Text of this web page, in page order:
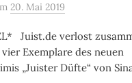
20. Mai 2019
Juist.de verlost
Exemplare des neuen
„Juister Düfte“ von